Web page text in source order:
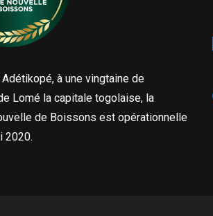
Adétikopé, à une vingtaine de
Lomé la capitale togolaise, la
de Boissons est opérationnelle
2020.